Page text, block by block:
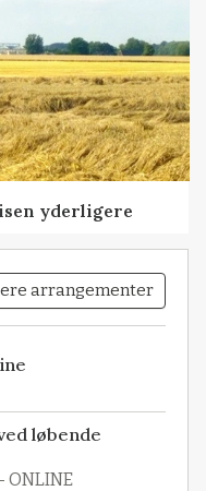
yderligere
arrangementer
løbende
ONLINE